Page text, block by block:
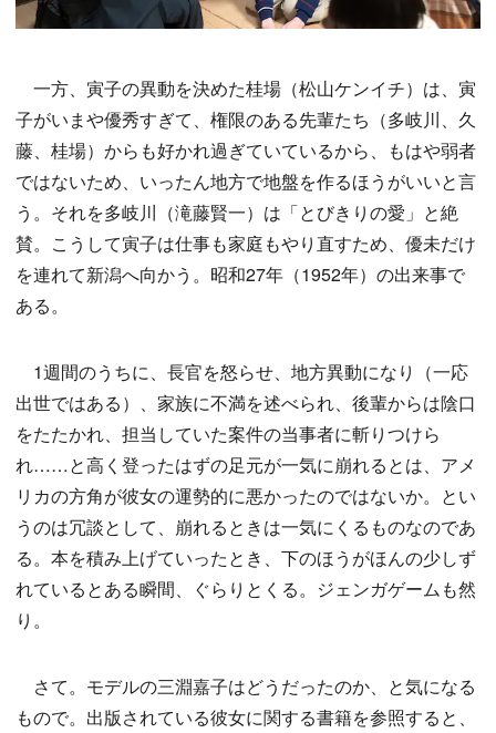
一方、寅子の異動を決めた桂場（松山ケンイチ）は、寅
子がいまや優秀すぎて、権限のある先輩たち（多岐川、久
藤、桂場）からも好かれ過ぎていているから、もはや弱者
ではないため、いったん地方で地盤を作るほうがいいと言
う。それを多岐川（滝藤賢一）は「とびきりの愛」と絶
賛。こうして寅子は仕事も家庭もやり直すため、優未だけ
を連れて新潟へ向かう。昭和27年（1952年）の出来事で
ある。
1週間のうちに、長官を怒らせ、地方異動になり（一応
出世ではある）、家族に不満を述べられ、後輩からは陰口
をたたかれ、担当していた案件の当事者に斬りつけら
れ……と高く登ったはずの足元が一気に崩れるとは、アメ
リカの方角が彼女の運勢的に悪かったのではないか。とい
うのは冗談として、崩れるときは一気にくるものなのであ
る。本を積み上げていったとき、下のほうがほんの少しず
れているとある瞬間、ぐらりとくる。ジェンガゲームも然
り。
さて。モデルの三淵嘉子はどうだったのか、と気になる
もので。出版されている彼女に関する書籍を参照すると、